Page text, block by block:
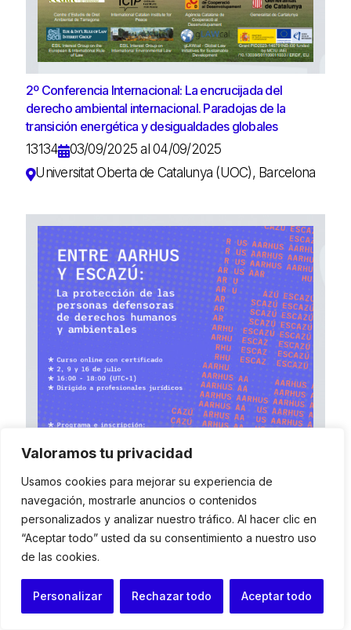
Valoramos tu privacidad
Usamos cookies para mejorar su experiencia de
navegación, mostrarle anuncios o contenidos
personalizados y analizar nuestro tráfico. Al hacer clic en
“Aceptar todo” usted da su consentimiento a nuestro uso
de las cookies.
Personalizar Rechazar todo Aceptar todo
2º Conferencia Internacional: La encrucijada del
derecho ambiental internacional. Paradojas de la
transición energética y desigualdades globales
13134
03/09/2025 al 04/09/2025
Universitat Oberta de Catalunya (UOC), Barcelona
Entre Aarhus y Escazú: La protección de las personas
defensoras de derechos humanos y ambientales
aulaIDHC.org